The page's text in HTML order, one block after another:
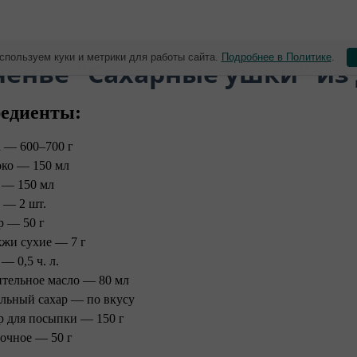
"Сахарные ушки" из
— 600–700 г
— 150 мл
— 150 мл
— 2 шт.
— 50 г
сухие — 7 г
0,5 ч. л.
масло — 80 мл
сахар — по вкусу
для посыпки — 150 г
— 50 г ⠀
куки и метрики для работы сайта. Подробнее в Политике.